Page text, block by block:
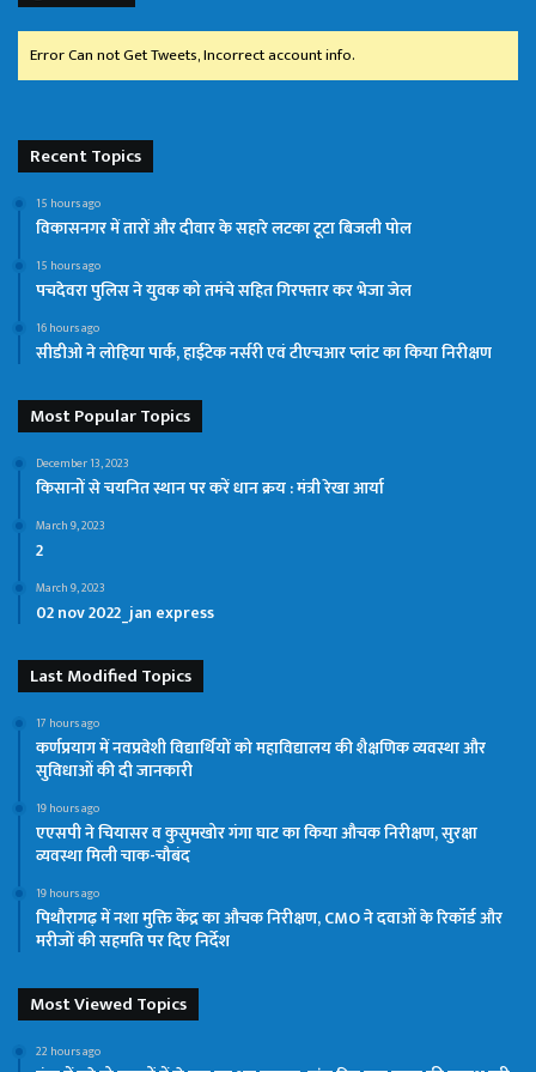
Error Can not Get Tweets, Incorrect account info.
Recent Topics
15 hours ago
विकासनगर में तारों और दीवार के सहारे लटका टूटा बिजली पोल
15 hours ago
पचदेवरा पुलिस ने युवक को तमंचे सहित गिरफ्तार कर भेजा जेल
16 hours ago
सीडीओ ने लोहिया पार्क, हाईटेक नर्सरी एवं टीएचआर प्लांट का किया निरीक्षण
Most Popular Topics
December 13, 2023
किसानों से चयनित स्थान पर करें धान क्रय : मंत्री रेखा आर्या
March 9, 2023
2
March 9, 2023
02 nov 2022_jan express
Last Modified Topics
17 hours ago
कर्णप्रयाग में नवप्रवेशी विद्यार्थियों को महाविद्यालय की शैक्षणिक व्यवस्था और
सुविधाओं की दी जानकारी
19 hours ago
एएसपी ने चियासर व कुसुमखोर गंगा घाट का किया औचक निरीक्षण, सुरक्षा
व्यवस्था मिली चाक-चौबंद
19 hours ago
पिथौरागढ़ में नशा मुक्ति केंद्र का औचक निरीक्षण, CMO ने दवाओं के रिकॉर्ड और
मरीजों की सहमति पर दिए निर्देश
Most Viewed Topics
22 hours ago